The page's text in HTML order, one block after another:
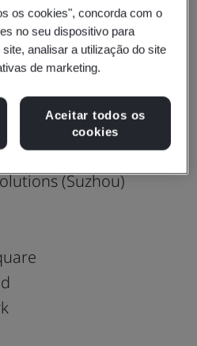
Compartilhar:
(Suzhou)
os cookies", concorda com o
no seu dispositivo para
analisar a utilização do site
de marketing.
Aceitar todos os
cookies